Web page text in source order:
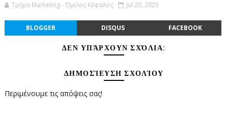
Τμήμα Marketing - Όμιλος Κέφαλος Jul 20, 2025
BLOGGER DISQUS FACEBOOK
ΔΕΝ ΥΠΆΡΧΟΥΝ ΣΧΌΛΙΑ:
ΔΗΜΟΣΊΕΥΣΗ ΣΧΟΛΊΟΥ
Περιμένουμε τις απόψεις σας!